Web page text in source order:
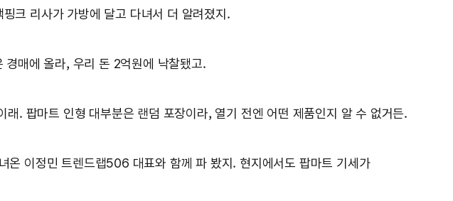
핑크 리사가 가방에 달고 다녀서 더 알려졌지.
매에 올라, 우리 돈 2억원에 낙찰됐고.
. 팝마트 인형 대부분은 랜덤 포장이라, 열기 전엔 어떤 제품인지 알 수 없거든.
온 이정민 트렌드랩506 대표와 함께 파 봤지. 현지에서도 팝마트 기세가